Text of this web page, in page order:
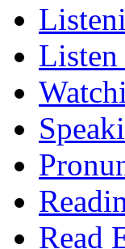
Listen
Read